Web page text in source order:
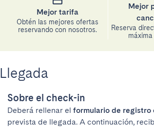
Mejor tarifa
Obtén las mejores ofertas
reservando con nosotros.
Mejor
Reserva
Llegada
Sobre el check-in
Deberá rellenar el formulario de registro
prevista de llegada. A continuación,